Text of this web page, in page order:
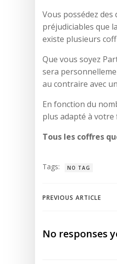
Vous possédez
préjudiciables que
existe plusieurs
Que vous soyez
sera
au contraire avec
En fonction du
plus adapté à
Tous les coffres
Tags: NO TAG
de
l’article
PREVIOUS ARTICLE
No responses